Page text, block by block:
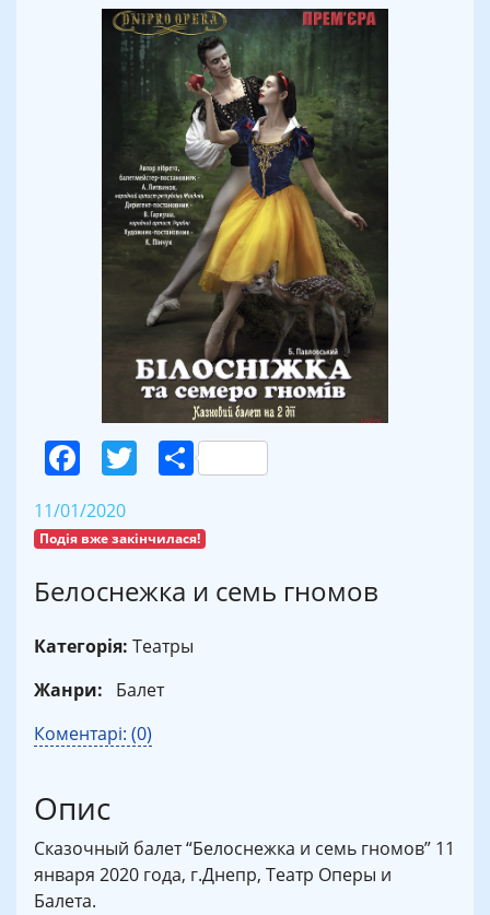
Facebook
Twitter
Поділитися
11/01/2020
Подія вже закінчилася!
Белоснежка и семь гномов
Категорія: Театры
Жанри:
Балет
Коментарі: (0)
Опис
Сказочный балет “Белоснежка и семь гномов” 11
января 2020 года, г.Днепр, Театр Оперы и
Балета.